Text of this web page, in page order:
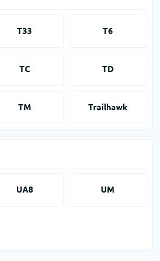
T33 T6
TC TD
TM Trailhawk
UA8 UM